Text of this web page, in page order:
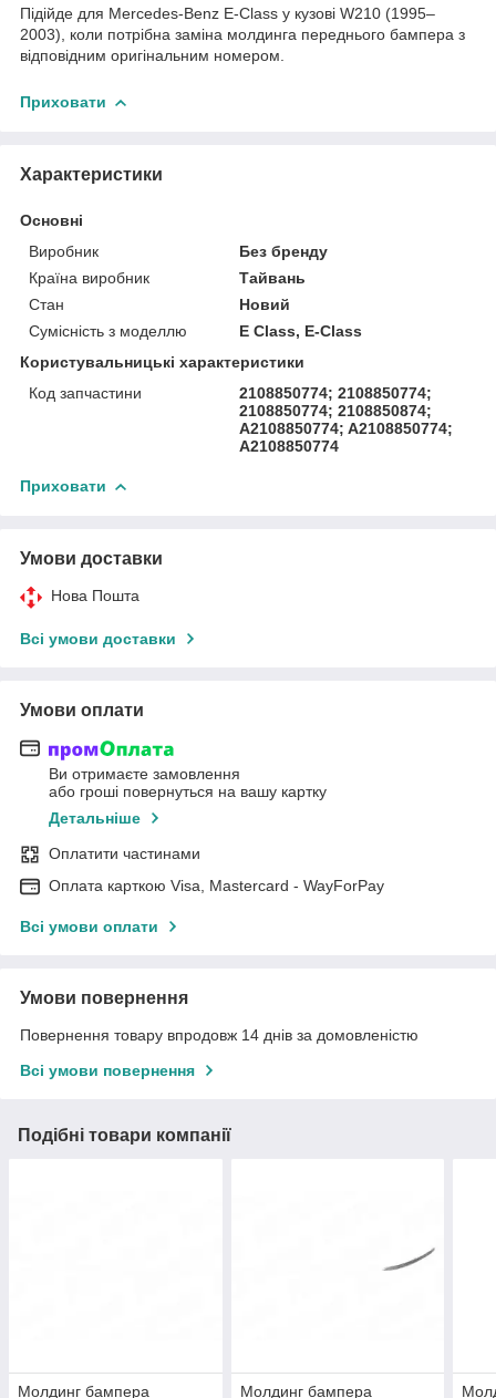
Підійде для Mercedes-Benz E-Class у кузові W210 (1995–
2003), коли потрібна заміна молдинга переднього бампера з
відповідним оригінальним номером.
Приховати
Характеристики
Основні
Виробник
Без бренду
Країна виробник
Тайвань
Стан
Новий
Сумісність з моделлю
E Class, E-Class
Користувальницькі характеристики
Код запчастини
2108850774; 2108850774;
2108850774; 2108850874;
A2108850774; A2108850774;
A2108850774
Приховати
Умови доставки
Нова Пошта
Всі умови доставки
Умови оплати
Ви отримаєте замовлення
або гроші повернуться на вашу картку
Детальніше
Оплатити частинами
Оплата карткою Visa, Mastercard - WayForPay
Всі умови оплати
Умови повернення
Повернення товару впродовж 14 днів за домовленістю
Всі умови повернення
Подібні товари компанії
Молдинг бампера
Молдинг бампера